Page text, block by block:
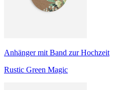
Anhänger mit Band zur Hochzeit
Rustic Green Magic